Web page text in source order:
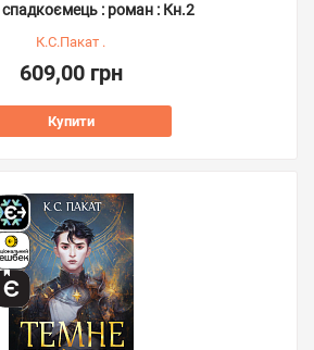
: роман : Кн.2
К.С.Пакат .
609,00 грн
Купити